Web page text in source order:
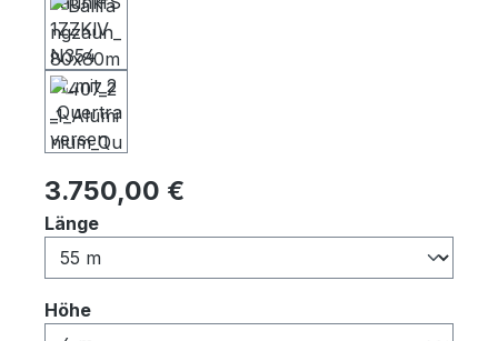
Regulärer Preis:
3.750,00 €
Längeauswählen
Höheauswählen